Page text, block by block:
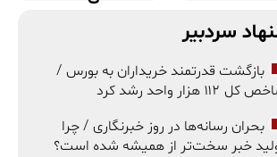
سردبیر
بازگشت قدرتمند خریداران به بورس /
۱۱۲ هزار واحد رشد کرد
بحران رسانه‌ها در روز خبرنگاری / چرا
خبر سخت‌تر از همیشه شده است؟